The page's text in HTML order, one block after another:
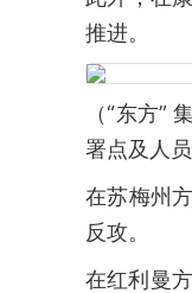
推进。
（“东方”
署点及人
在苏梅州
反攻。
在红利曼